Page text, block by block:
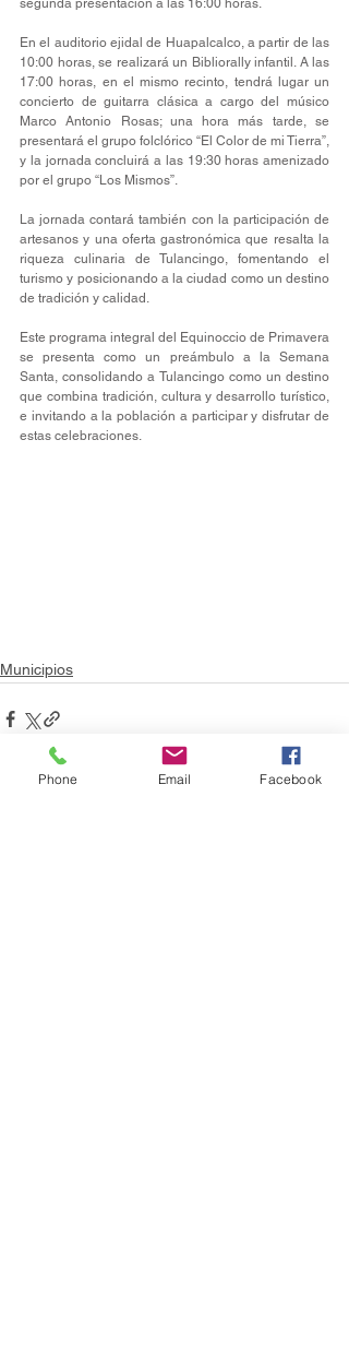
segunda presentación a las 16:00 horas.
En el auditorio ejidal de Huapalcalco, a partir de las
10:00 horas, se realizará un Bibliorally infantil. A las
17:00 horas, en el mismo recinto, tendrá lugar un
concierto de guitarra clásica a cargo del músico
Marco Antonio Rosas; una hora más tarde, se
presentará el grupo folclórico “El Color de mi Tierra”,
y la jornada concluirá a las 19:30 horas amenizado
por el grupo “Los Mismos”.
La jornada contará también con la participación de
artesanos y una oferta gastronómica que resalta la
riqueza culinaria de Tulancingo, fomentando el
turismo y posicionando a la ciudad como un destino
de tradición y calidad.
Este programa integral del Equinoccio de Primavera
se presenta como un preámbulo a la Semana
Santa, consolidando a Tulancingo como un destino
que combina tradición, cultura y desarrollo turístico,
e invitando a la población a participar y disfrutar de
estas celebraciones.
Municipios
Phone Email Facebook